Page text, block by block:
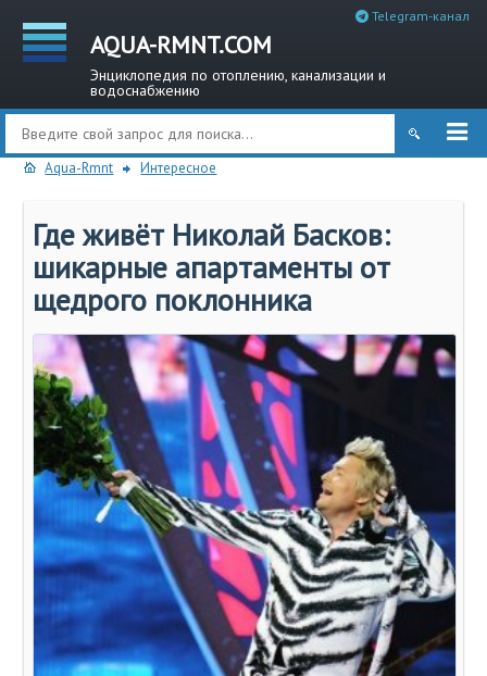
AQUA-RMNT.COM
Энциклопедия по отоплению, канализации и
водоснабжению
Telegram-канал
Aqua-Rmnt Интересное
Где живёт Николай Басков:
шикарные апартаменты от
щедрого поклонника